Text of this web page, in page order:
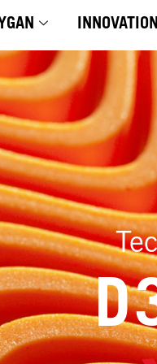
INNOVATION